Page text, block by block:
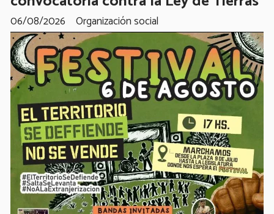
Organización social
06/08/2026